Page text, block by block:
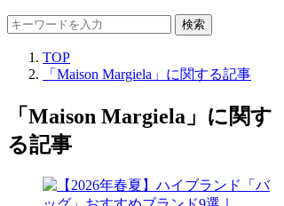
検索
TOP
「Maison Margiela」に関する記事
「Maison Margiela」に関す
る記事